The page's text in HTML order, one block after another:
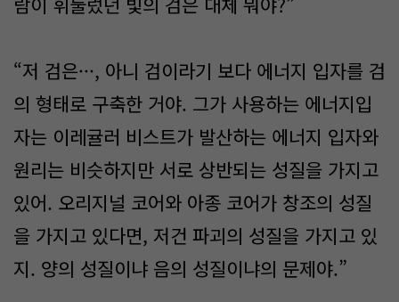
“저 검은···, 아니 검이라기 보다 에너지 입자를 검
의 형태로 구축한 거야. 그가 사용하는 에너지입
자는 이레귤러 비스트가 발산하는 에너지 입자와
원리는 비슷하지만 서로 상반되는 성질을 가지고
있어. 오리지널 코어와 아종 코어가 창조의 성질
을 가지고 있다면, 저건 파괴의 성질을 가지고 있
지. 양의 성질이냐 음의 성질이냐의 문제야.”